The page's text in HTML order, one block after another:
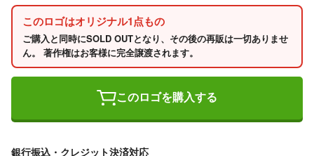
このロゴはオリジナル1点もの
ご購入と同時にSOLD OUTとなり、その後の再販は一切ありませ
ん。 著作権はお客様に完全譲渡されます。
このロゴを購入する
銀行振込・クレジット決済対応